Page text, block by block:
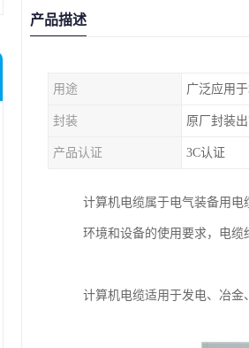
产品描述
用途 广泛应用
封装 原厂封装
产品认证 3C认证
计算机电缆属于电气装备用电
环境和设备的使用要求，电
计算机电缆适用于发电、冶金